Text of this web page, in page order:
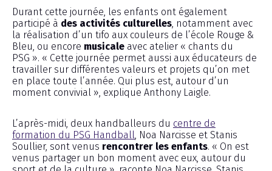
Durant cette journée, les enfants ont également
participé à des activités culturelles , notamment avec
la réalisation d’un tifo aux couleurs de l’école Rouge &
Bleu, ou encore musicale avec atelier « chants du
PSG ». « Cette journée permet aussi aux éducateurs de
travailler sur différentes valeurs et projets qu’on met
en place toute l’année. Qui plus est, autour d’un
moment convivial », explique Anthony Laigle.
L’après-midi, deux handballeurs du centre de
formation du PSG Handball , Noa Narcisse et Stanis
Soullier, sont venus rencontrer les enfants. « On est
venus partager un bon moment avec eux, autour du